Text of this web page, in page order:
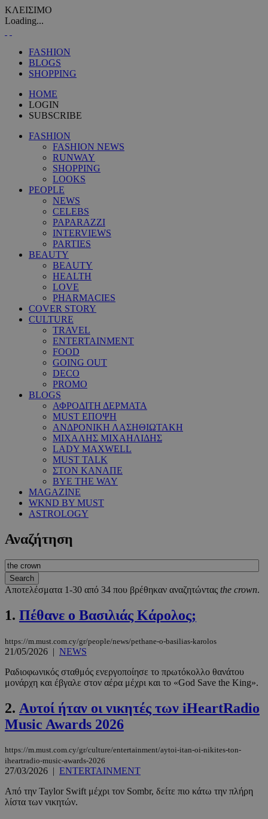
ΚΛΕΙΣΙΜΟ
Loading...
FASHION
BLOGS
SHOPPING
HOME
LOGIN
SUBSCRIBE
FASHION
FASHION NEWS
RUNWAY
SHOPPING
LOOKS
PEOPLE
NEWS
CELEBS
PAPARAZZI
INTERVIEWS
PARTIES
BEAUTY
BEAUTY
HEALTH
LOVE
PHARMACIES
COVER STORY
CULTURE
TRAVEL
ENTERTAINMENT
FOOD
GOING OUT
DECO
PROMO
BLOGS
ΑΦΡΟΔΙΤΗ ΔΕΡΜΑΤΑ
MUST ΕΠΟΨΗ
ΑΝΔΡΟΝΙΚΗ ΛΑΣΗΘΙΩΤΑΚΗ
ΜΙΧΑΛΗΣ ΜΙΧΑΗΛΙΔΗΣ
LADY MAXWELL
MUST TALK
ΣΤΟΝ ΚΑΝΑΠΕ
BYE THE WAY
MAGAZINE
WKND BY MUST
ASTROLOGY
Αναζήτηση
Αποτελέσματα 1-30 από 34 που βρέθηκαν αναζητώντας the crown.
1. Πέθανε ο Βασιλιάς Κάρολος;
https://m.must.com.cy/gr/people/news/pethane-o-basilias-karolos
21/05/2026 | NEWS
Ραδιοφωνικός σταθμός ενεργοποίησε το πρωτόκολλο θανάτου
μονάρχη και έβγαλε στον αέρα μέχρι και το «God Save the King».
2. Αυτοί ήταν οι νικητές των iHeartRadio
Music Awards 2026
https://m.must.com.cy/gr/culture/entertainment/aytoi-itan-oi-nikites-ton-
iheartradio-music-awards-2026
27/03/2026 | ENTERTAINMENT
Από την Taylor Swift μέχρι τον Sombr, δείτε πιο κάτω την πλήρη
λίστα των νικητών.